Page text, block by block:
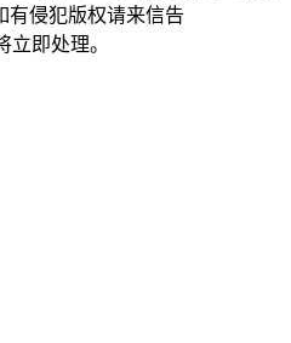
有侵犯版权请来信告
立即处理。